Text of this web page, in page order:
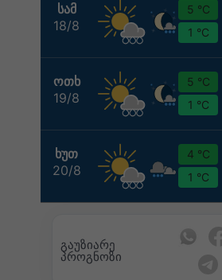
ᲡᲐᲛ
18/8
5 °C
1 °C
ᲝᲗᲮ
19/8
5 °C
1 °C
ᲮᲣᲗ
20/8
4 °C
1 °C
გაუზიარე
პროგნოზი